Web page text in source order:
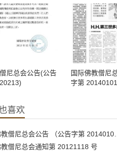
尼总会公告(公告
国际佛教僧尼
字第
喜欢
僧尼总会公告 （公告字第 20140105 号）
僧尼总会通知第 20121118 号